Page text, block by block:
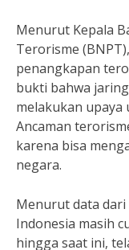
Menurut Kepala
Terorisme
penangkapan
bukti bahwa
melakukan upaya
Ancaman
karena bisa
negara.
Menurut data
Indonesia masih
hingga saat ini,